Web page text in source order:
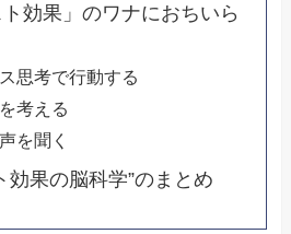
ト効果」のワナにおちいら
思考で行動する
考える
を聞く
効果の脳科学”のまとめ